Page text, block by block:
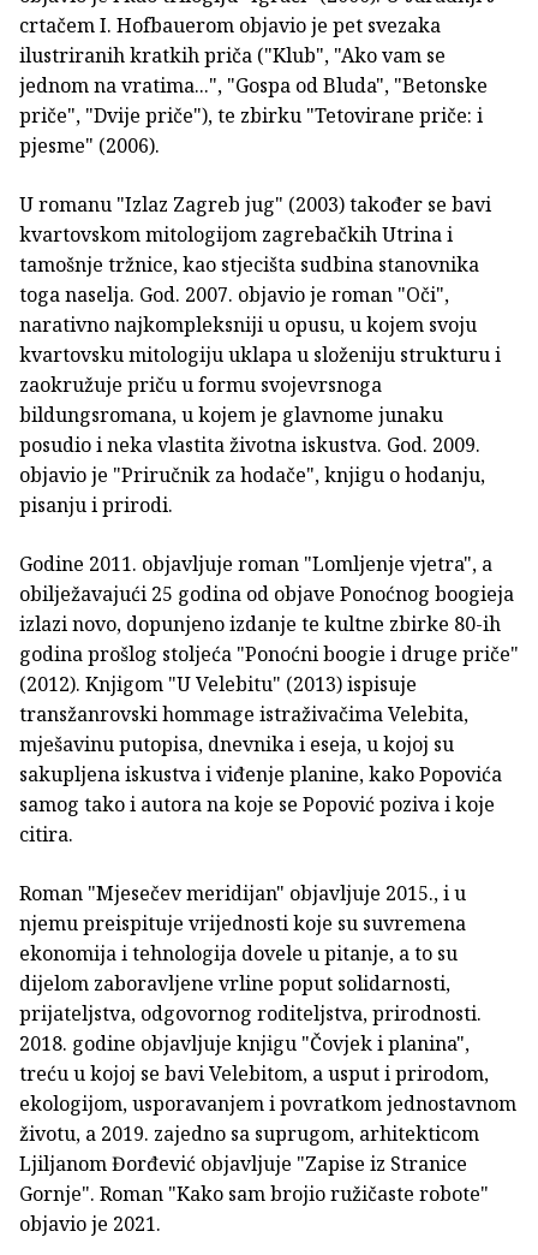
crtačem I. Hofbauerom objavio je pet svezaka
ilustriranih kratkih priča ("Klub", "Ako vam se
jednom na vratima...", "Gospa od Bluda", "Betonske
priče", "Dvije priče"), te zbirku "Tetovirane priče: i
pjesme" (2006).
U romanu "Izlaz Zagreb jug" (2003) također se bavi
kvartovskom mitologijom zagrebačkih Utrina i
tamošnje tržnice, kao stjecišta sudbina stanovnika
toga naselja. God. 2007. objavio je roman "Oči",
narativno najkompleksniji u opusu, u kojem svoju
kvartovsku mitologiju uklapa u složeniju strukturu i
zaokružuje priču u formu svojevrsnoga
bildungsromana, u kojem je glavnome junaku
posudio i neka vlastita životna iskustva. God. 2009.
objavio je "Priručnik za hodače", knjigu o hodanju,
pisanju i prirodi.
Godine 2011. objavljuje roman "Lomljenje vjetra", a
obilježavajući 25 godina od objave Ponoćnog boogieja
izlazi novo, dopunjeno izdanje te kultne zbirke 80-ih
godina prošlog stoljeća "Ponoćni boogie i druge priče"
(2012). Knjigom "U Velebitu" (2013) ispisuje
transžanrovski hommage istraživačima Velebita,
mješavinu putopisa, dnevnika i eseja, u kojoj su
sakupljena iskustva i viđenje planine, kako Popovića
samog tako i autora na koje se Popović poziva i koje
citira.
Roman "Mjesečev meridijan" objavljuje 2015., i u
njemu preispituje vrijednosti koje su suvremena
ekonomija i tehnologija dovele u pitanje, a to su
dijelom zaboravljene vrline poput solidarnosti,
prijateljstva, odgovornog roditeljstva, prirodnosti.
2018. godine objavljuje knjigu "Čovjek i planina",
treću u kojoj se bavi Velebitom, a usput i prirodom,
ekologijom, usporavanjem i povratkom jednostavnom
životu, a 2019. zajedno sa suprugom, arhitekticom
Ljiljanom Đorđević objavljuje "Zapise iz Stranice
Gornje". Roman "Kako sam brojio ružičaste robote"
objavio je 2021.